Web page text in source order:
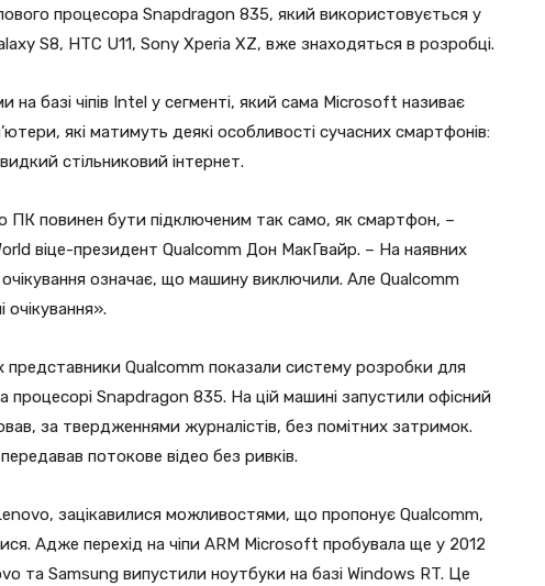
процесора Snapdragon 835, який використовується у
S8, HTC U11, Sony Xperia XZ, вже знаходяться в розробці.
базі чіпів Intel у сегменті, який сама Microsoft називає
які матимуть деякі особливості сучасних смартфонів:
стільниковий інтернет.
ПК повинен бути підключеним так само, як смартфон, –
віце-президент Qualcomm Дон МакГвайр. – На наявних
означає, що машину виключили. Але Qualcomm
очікування».
представники Qualcomm показали систему розробки для
процесорі Snapdragon 835. На цій машині запустили офісний
за твердженнями журналістів, без помітних затримок.
потокове відео без ривків.
зацікавилися можливостями, що пропонує Qualcomm,
Адже перехід на чіпи ARM Microsoft пробувала ще у 2012
та Samsung випустили ноутбуки на базі Windows RT. Це